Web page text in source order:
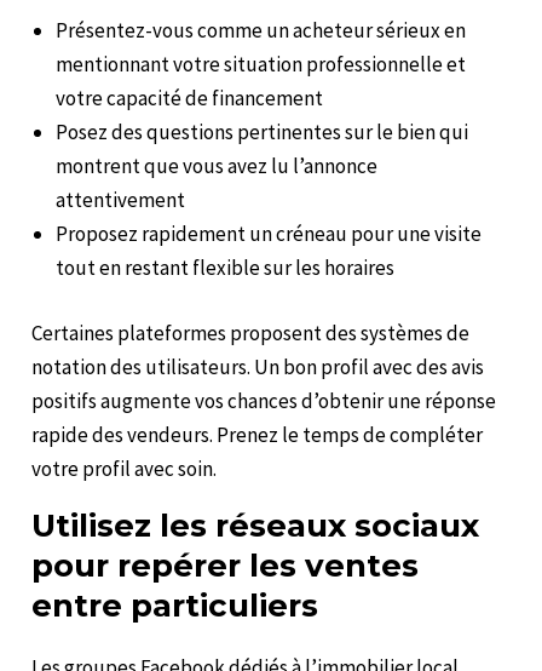
Présentez-vous comme un acheteur sérieux en
mentionnant votre situation professionnelle et
votre capacité de financement
Posez des questions pertinentes sur le bien qui
montrent que vous avez lu l’annonce
attentivement
Proposez rapidement un créneau pour une visite
tout en restant flexible sur les horaires
Certaines plateformes proposent des systèmes de
notation des utilisateurs. Un bon profil avec des avis
positifs augmente vos chances d’obtenir une réponse
rapide des vendeurs. Prenez le temps de compléter
votre profil avec soin.
Utilisez les réseaux sociaux
pour repérer les ventes
entre particuliers